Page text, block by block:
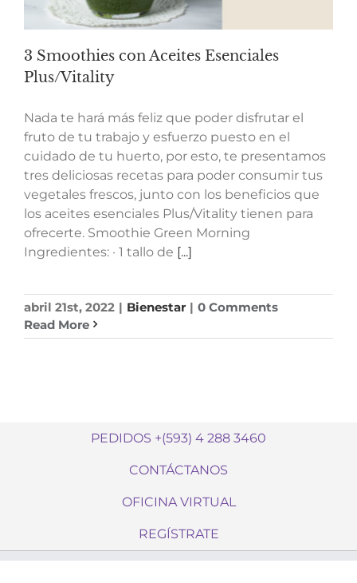
3 Smoothies con Aceites Esenciales
Plus/Vitality
Nada te hará más feliz que poder disfrutar el
fruto de tu trabajo y esfuerzo puesto en el
cuidado de tu huerto, por esto, te presentamos
tres deliciosas recetas para poder consumir tus
vegetales frescos, junto con los beneficios que
los aceites esenciales Plus/Vitality tienen para
ofrecerte. Smoothie Green Morning
Ingredientes: · 1 tallo de [...]
abril 21st, 2022 | Bienestar | 0 Comments
Read More
PEDIDOS +(593) 4 288 3460
CONTÁCTANOS
OFICINA VIRTUAL
REGÍSTRATE